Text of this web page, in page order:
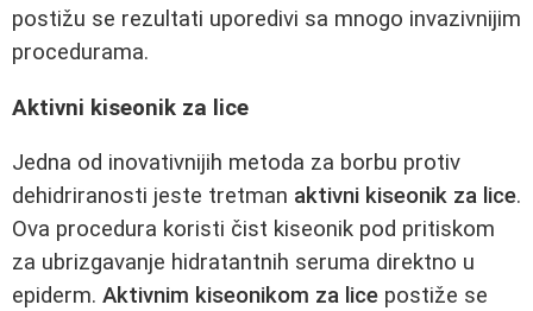
postižu se rezultati uporedivi sa mnogo invazivnijim
procedurama.
Aktivni kiseonik za lice
Jedna od inovativnijih metoda za borbu protiv
dehidriranosti jeste tretman aktivni kiseonik za lice.
Ova procedura koristi čist kiseonik pod pritiskom
za ubrizgavanje hidratantnih seruma direktno u
epiderm. Aktivnim kiseonikom za lice postiže se